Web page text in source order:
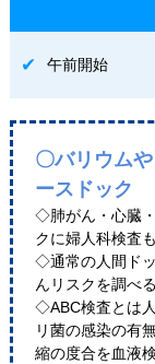
午前開始
〇バリウム
ースドック
◇肺がん・心臓
クに婦人科検査
◇通常の人間ド
んリスクを調べ
◇ABC検査とは
リ菌の感染の有
縮の度合を血液